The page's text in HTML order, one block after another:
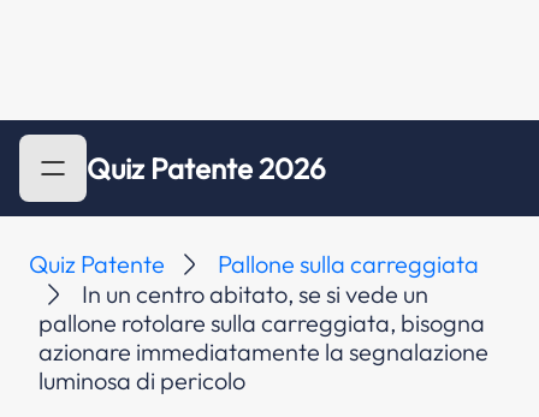
Quiz Patente 2026
Quiz Patente
Pallone sulla carreggiata
In un centro abitato, se si vede un
pallone rotolare sulla carreggiata, bisogna
azionare immediatamente la segnalazione
luminosa di pericolo